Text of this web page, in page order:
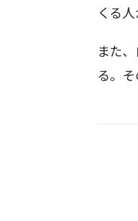
くる
また
る。